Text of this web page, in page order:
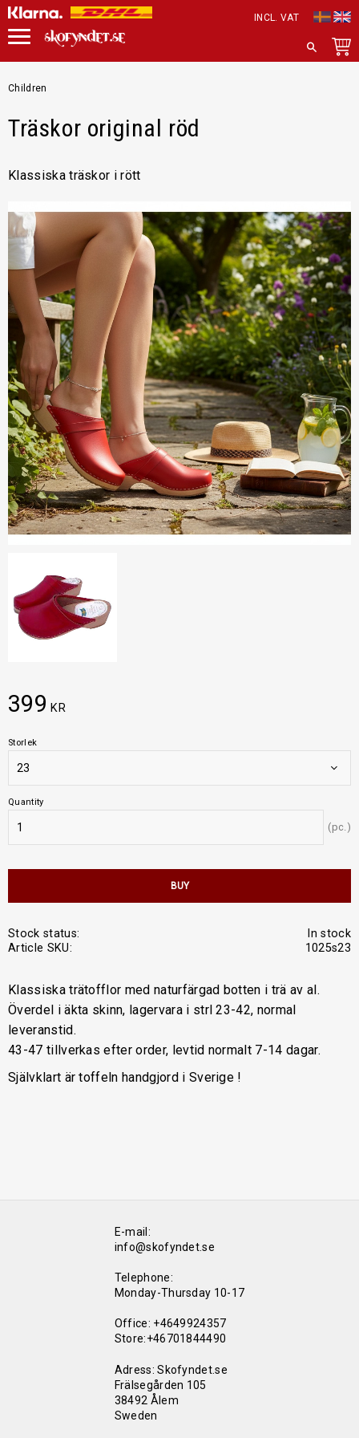
Menu
INCL. VAT
SEARCH
Children
Träskor original röd
Klassiska träskor i rött
399 KR
Storlek
Quantity
pc.
BUY
Stock status
In stock
Article SKU
1025s23
Klassiska trätofflor med naturfärgad botten i trä av al.
Överdel i äkta skinn, lagervara i strl 23-42, normal
leveranstid.
43-47 tillverkas efter order, levtid normalt 7-14 dagar.
Självklart är toffeln handgjord i Sverige !
E-mail:
info@skofyndet.se
Telephone:
Monday-Thursday 10-17
Office: +4649924357
Store:+46701844490
Adress: Skofyndet.se
Frälsegården 105
38492 Ålem
Sweden